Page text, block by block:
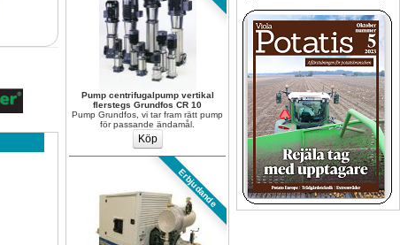
Pump centrifugalpump vertikal
flerstegs Grundfos CR 10
Pump Grundfos, vi tar fram rätt pump
för passande ändamål.
Erbjudande